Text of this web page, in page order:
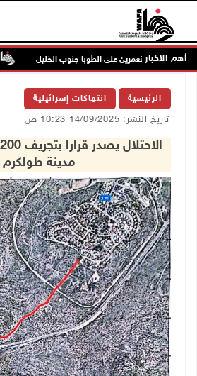
أهم الاخبار
للمستعمرين على الطوبا جنوب الخليل
الرئيسية انتهاكات إسرائيلية
تاريخ النشر: 14/09/2025 10:23 ص
مدينة طولكرم